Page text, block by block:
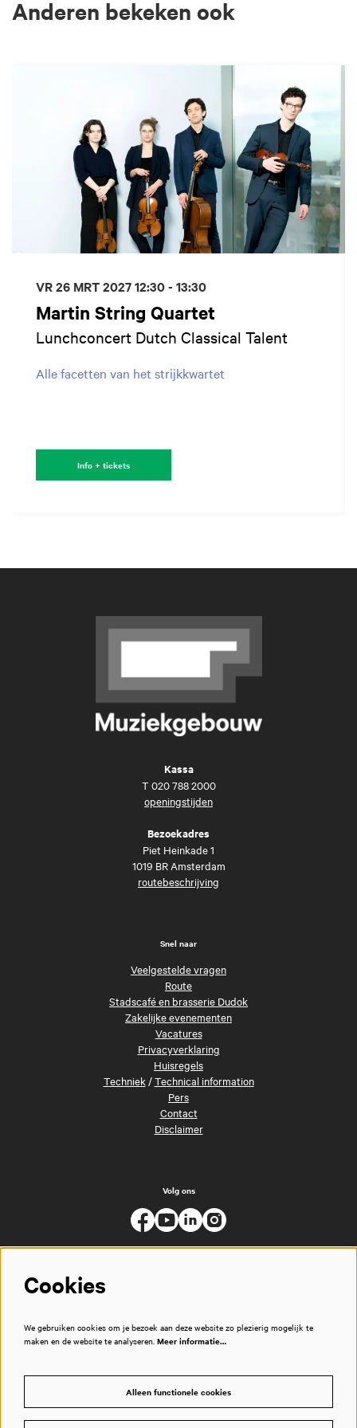
Anderen bekeken ook
Martin String Quartet
Lunchconcert Dutch Classical Talent
Alle facetten van het strijkkwartet
VR 26 MRT 202712:30 - 13:30
Info + tickets
Kassa
T 020 788 2000
openingstijden
Bezoekadres
Piet Heinkade 1
1019 BR Amsterdam
routebeschrijving
Snel naar
Veelgestelde vragen
Route
Stadscafé en brasserie Dudok
Zakelijke evenementen
Vacatures
Privacyverklaring
Huisregels
Techniek/Technical information
Pers
Contact
Disclaimer
Volg ons
Cookies
We gebruiken cookies om je bezoek aan deze website zo plezierig mogelijk te
maken en de website te analyseren. Meer informatie…
Alleen functionele cookies